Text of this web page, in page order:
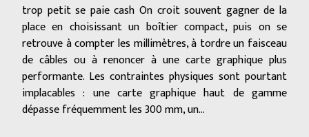
trop petit se paie cash On croit souvent gagner de la
place en choisissant un boîtier compact, puis on se
retrouve à compter les millimètres, à tordre un faisceau
de câbles ou à renoncer à une carte graphique plus
performante. Les contraintes physiques sont pourtant
implacables : une carte graphique haut de gamme
dépasse fréquemment les 300 mm, un...